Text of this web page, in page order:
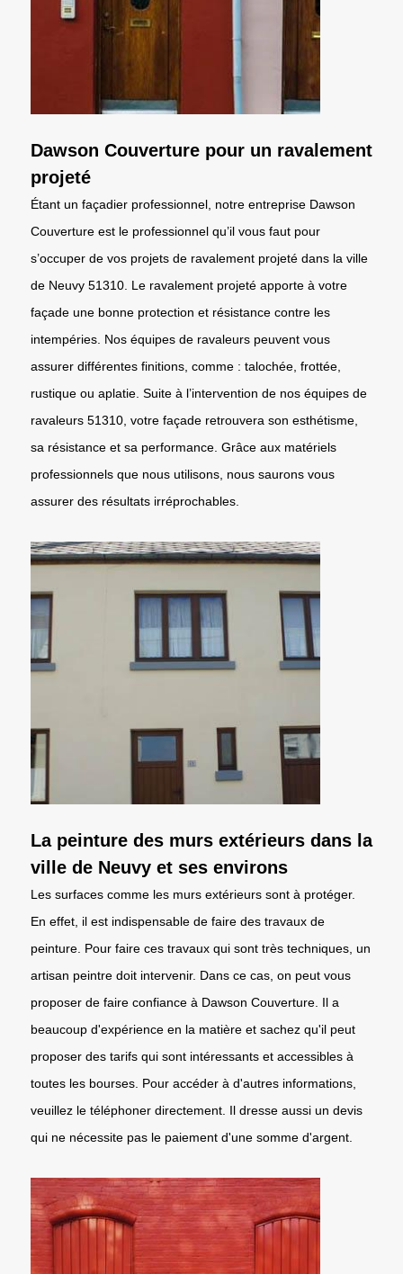
Dawson Couverture pour un ravalement
projeté
Étant un façadier professionnel, notre entreprise Dawson
Couverture est le professionnel qu’il vous faut pour
s’occuper de vos projets de ravalement projeté dans la ville
de Neuvy 51310. Le ravalement projeté apporte à votre
façade une bonne protection et résistance contre les
intempéries. Nos équipes de ravaleurs peuvent vous
assurer différentes finitions, comme : talochée, frottée,
rustique ou aplatie. Suite à l’intervention de nos équipes de
ravaleurs 51310, votre façade retrouvera son esthétisme,
sa résistance et sa performance. Grâce aux matériels
professionnels que nous utilisons, nous saurons vous
assurer des résultats irréprochables.
La peinture des murs extérieurs dans la
ville de Neuvy et ses environs
Les surfaces comme les murs extérieurs sont à protéger.
En effet, il est indispensable de faire des travaux de
peinture. Pour faire ces travaux qui sont très techniques, un
artisan peintre doit intervenir. Dans ce cas, on peut vous
proposer de faire confiance à Dawson Couverture. Il a
beaucoup d'expérience en la matière et sachez qu'il peut
proposer des tarifs qui sont intéressants et accessibles à
toutes les bourses. Pour accéder à d'autres informations,
veuillez le téléphoner directement. Il dresse aussi un devis
qui ne nécessite pas le paiement d'une somme d'argent.